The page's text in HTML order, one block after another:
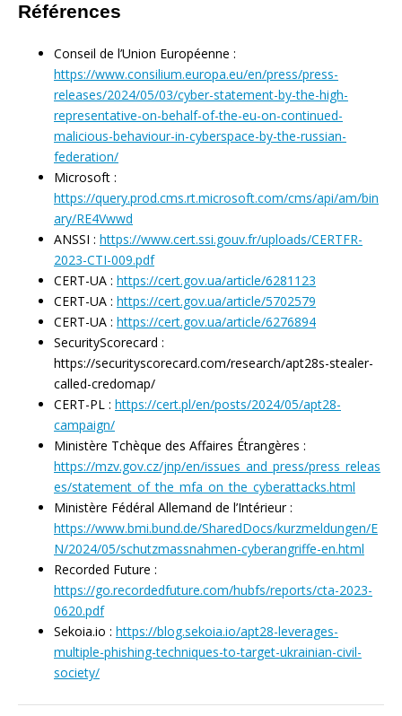
Références
Conseil de l’Union Européenne :
https://www.consilium.europa.eu/en/press/press-
releases/2024/05/03/cyber-statement-by-the-high-
representative-on-behalf-of-the-eu-on-continued-
malicious-behaviour-in-cyberspace-by-the-russian-
federation/
Microsoft :
https://query.prod.cms.rt.microsoft.com/cms/api/am/bin
ary/RE4Vwwd
ANSSI : https://www.cert.ssi.gouv.fr/uploads/CERTFR-
2023-CTI-009.pdf
CERT-UA : https://cert.gov.ua/article/6281123
CERT-UA : https://cert.gov.ua/article/5702579
CERT-UA : https://cert.gov.ua/article/6276894
SecurityScorecard :
https://securityscorecard.com/research/apt28s-stealer-
called-credomap/
CERT-PL : https://cert.pl/en/posts/2024/05/apt28-
campaign/
Ministère Tchèque des Affaires Étrangères :
https://mzv.gov.cz/jnp/en/issues_and_press/press_releas
es/statement_of_the_mfa_on_the_cyberattacks.html
Ministère Fédéral Allemand de l’Intérieur :
https://www.bmi.bund.de/SharedDocs/kurzmeldungen/E
N/2024/05/schutzmassnahmen-cyberangriffe-en.html
Recorded Future :
https://go.recordedfuture.com/hubfs/reports/cta-2023-
0620.pdf
Sekoia.io : https://blog.sekoia.io/apt28-leverages-
multiple-phishing-techniques-to-target-ukrainian-civil-
society/